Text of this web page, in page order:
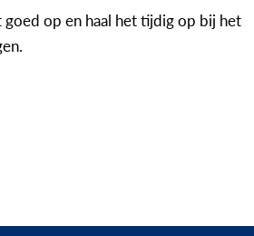
op en haal het tijdig op bij het